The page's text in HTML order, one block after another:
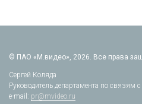
© ПАО «М.видео», 2026. Все права
Сергей Коляда
Руководитель департамента по связям
e-mail: pr@mvideo.ru